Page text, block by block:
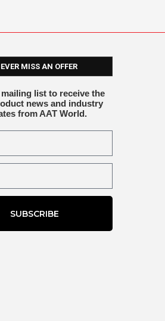
MISS AN OFFER
list to receive the
news and industry
from AAT World.
SUBSCRIBE